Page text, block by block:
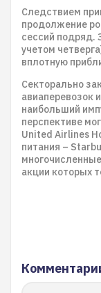
Следствием
продолжение
сессий подряд.
учетом
вплотную
Секторально
авиаперевозок
наибольший
перспективе
United Airlines
питания –
акции которых